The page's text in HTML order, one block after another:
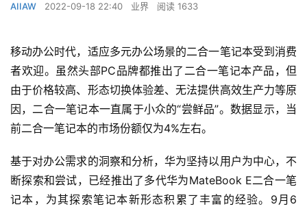
AIIAW 2022-09-18 22:40 业界 阅读 1633
移动办公时代，适应多元办公场景的二合一笔记本受到消费
者欢迎。虽然头部PC品牌都推出了二合一笔记本产品，但
由于价格较高、形态切换体验差、无法提供高效生产力等原
因，二合一笔记本一直属于小众的“尝鲜品”。数据显示，当
前二合一笔记本的市场份额仅为4%左右。
基于对办公需求的洞察和分析，华为坚持以用户为中心，不
断探索和尝试，已经推出了多代华为MateBook E二合一笔
记本，为其探索笔记本新形态积累了丰富的经验。9月6